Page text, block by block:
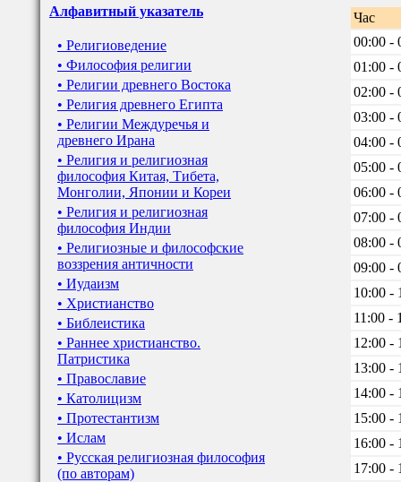
Алфавитный указатель
• Религиоведение
• Философия религии
• Религии древнего Востока
• Религия древнего Египта
• Религии Междуречья и
древнего Ирана
• Религия и религиозная
философия Китая, Тибета,
Монголии, Японии и Кореи
• Религия и религиозная
философия Индии
• Религиозные и философские
воззрения античности
• Иудаизм
• Христианство
• Библеистика
• Раннее христианство.
Патристика
• Православие
• Католицизм
• Протестантизм
• Ислам
• Русская религиозная философия
(по авторам)
Час
00:00 -
01:00 -
02:00 -
03:00 -
04:00 -
05:00 -
06:00 -
07:00 -
08:00 -
09:00 -
10:00 -
11:00 -
12:00 -
13:00 -
14:00 -
15:00 -
16:00 -
17:00 -